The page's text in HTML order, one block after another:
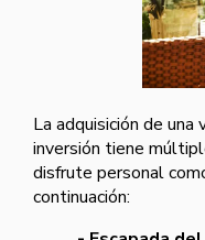
La adquisición de
inversión tiene
disfrute personal
continuación: